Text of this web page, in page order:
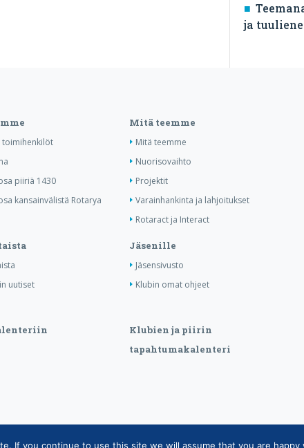
ja
toimihenkilöt
piiriä 1430
kansainvälistä Rotarya
Mitä teemme
Mitä teemme
Nuorisovaihto
Projektit
Varainhankinta ja lahjoitukset
Rotaract ja Interact
uutiset
Jäsenille
Jäsensivusto
Klubin omat ohjeet
Klubien ja piirin
tapahtumakalenteri
If you continue to use this site we will assume that you are happy